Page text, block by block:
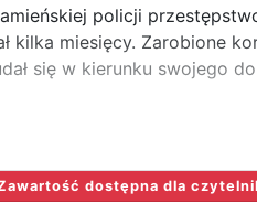
policji
kilka miesięcy. Zarobione
się w kierunku swojego
dostępna dla